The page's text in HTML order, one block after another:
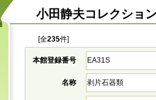
小田静夫コレクショ
[全235件]
本館登録番号 EA31S
名称 剥片石器類